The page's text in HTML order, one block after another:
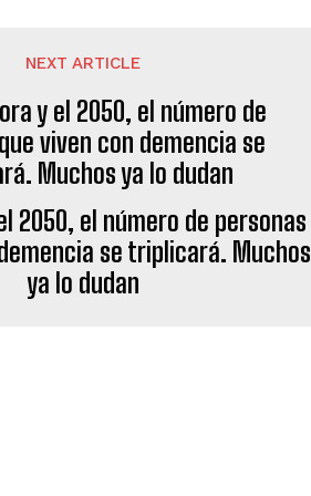
NEXT ARTICLE
2050, el número de personas
se triplicará. Muchos
ya lo dudan